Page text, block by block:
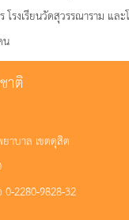
โรงเรียนวัดสุวรรณาราม และ
น
าติ
าบาล เขตดุสิต
2280-9828-32